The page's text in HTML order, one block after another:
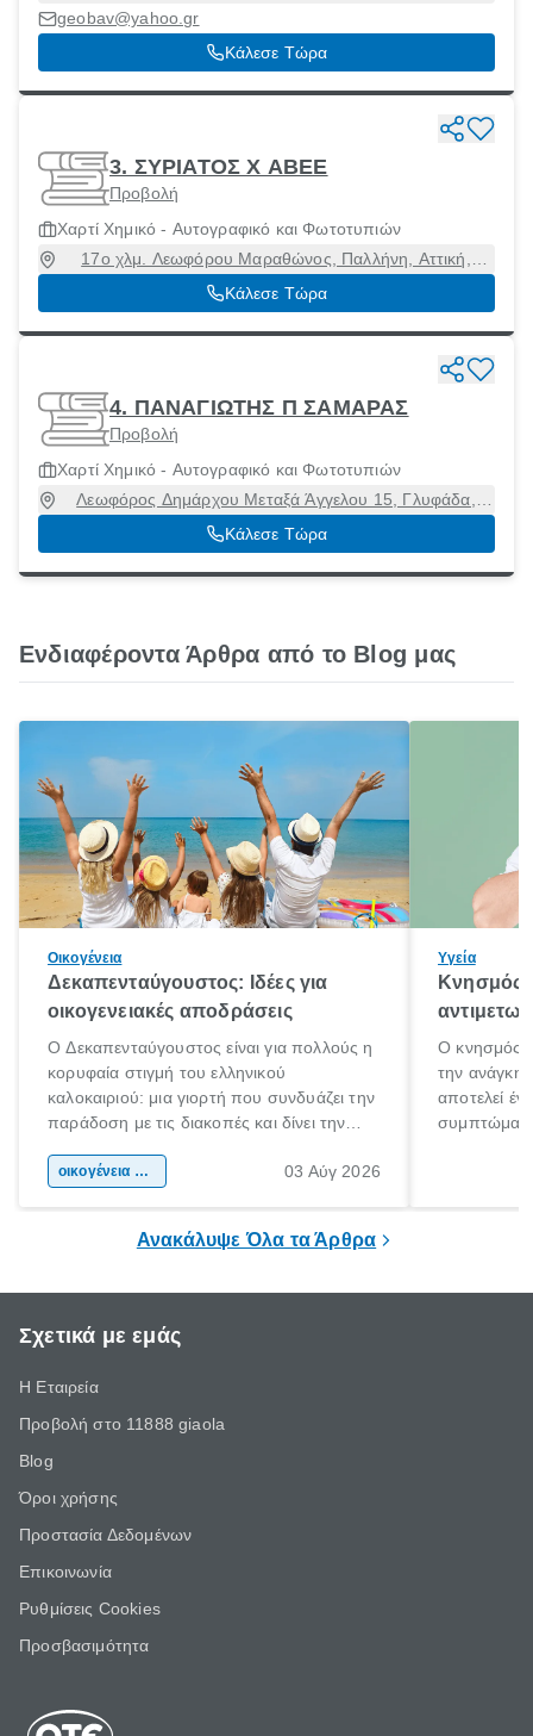
geobav@yahoo.gr
Κάλεσε Τώρα
3. ΣΥΡΙΑΤΟΣ Χ ΑΒΕΕ
Προβολή
Χαρτί Χημικό - Αυτογραφικό και Φωτοτυπιών
17ο χλμ. Λεωφόρου Μαραθώνος, Παλλήνη, Αττική,
15351
Κάλεσε Τώρα
4. ΠΑΝΑΓΙΩΤΗΣ Π ΣΑΜΑΡΑΣ
Προβολή
Χαρτί Χημικό - Αυτογραφικό και Φωτοτυπιών
Λεωφόρος Δημάρχου Μεταξά Άγγελου 15, Γλυφάδα,
Αττική, 16675
Κάλεσε Τώρα
Ενδιαφέροντα Άρθρα από το Blog μας
Οικογένεια
Δεκαπενταύγουστος: Ιδέες για
οικογενειακές αποδράσεις
Ο Δεκαπενταύγουστος είναι για πολλούς η
κορυφαία στιγμή του ελληνικού
καλοκαιριού: μια γιορτή που συνδυάζει την
παράδοση με τις διακοπές και δίνει την
χώρας. Είτε πρόκειται για λίγες μέρες
οικογένεια & παιδί 03 Αύγ 2026
Υγεία
Κνησμός:
Ο κνησμός
την ανάγκη
αποτελεί
Ανακάλυψε Όλα τα Άρθρα
Σχετικά με εμάς
Η Εταιρεία
Προβολή στο 11888 giaola
Blog
Όροι χρήσης
Προστασία Δεδομένων
Επικοινωνία
Ρυθμίσεις Cookies
Προσβασιμότητα